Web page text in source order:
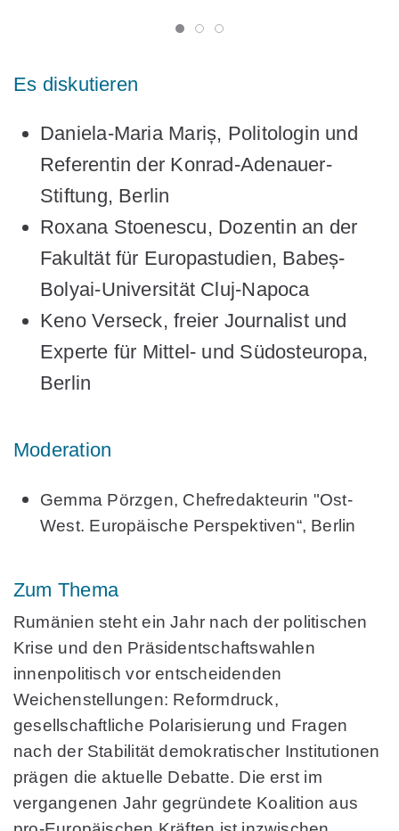
Es diskutieren
Daniela-Maria Mariș, Politologin und
Referentin der Konrad-Adenauer-
Stiftung, Berlin
Roxana Stoenescu, Dozentin an der
Fakultät für Europastudien, Babeș-
Bolyai-Universität Cluj-Napoca
Keno Verseck, freier Journalist und
Experte für Mittel- und Südosteuropa,
Berlin
Moderation
Gemma Pörzgen, Chefredakteurin "Ost-
West. Europäische Perspektiven“, Berlin
Zum Thema
Rumänien steht ein Jahr nach der politischen
Krise und den Präsidentschaftswahlen
innenpolitisch vor entscheidenden
Weichenstellungen: Reformdruck,
gesellschaftliche Polarisierung und Fragen
nach der Stabilität demokratischer Institutionen
prägen die aktuelle Debatte. Die erst im
vergangenen Jahr gegründete Koalition aus